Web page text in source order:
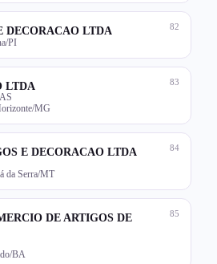
82
DECORACAO LTDA
PI
83
LTDA
MG
84
E DECORACAO LTDA
da Serra/MT
85
DE ARTIGOS DE
BA